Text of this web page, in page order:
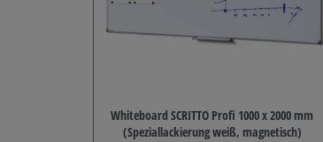
Whiteboard SCRITTO Profi 1000 x 2000 mm
(Speziallackierung weiß, magnetisch)